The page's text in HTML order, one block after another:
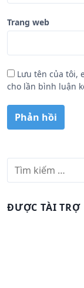
Trang web
Lưu tên của tôi,
cho lần bình luận
iĐƯỢC TÀI TRỢ